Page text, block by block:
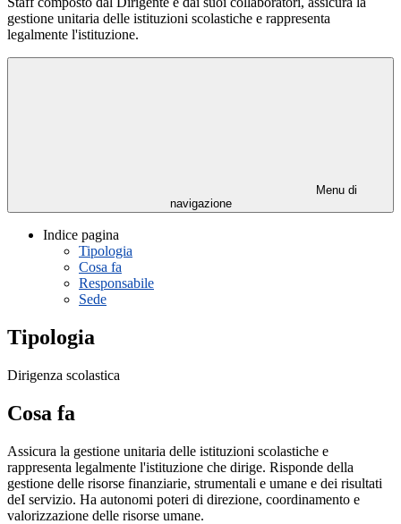
gestione unitaria delle istituzioni scolastiche e rappresenta
legalmente l'istituzione.
Menu di
navigazione
Indice pagina
Tipologia
Cosa fa
Responsabile
Sede
Tipologia
Dirigenza scolastica
Cosa fa
Assicura la gestione unitaria delle istituzioni scolastiche e
rappresenta legalmente l'istituzione che dirige. Risponde della
gestione delle risorse finanziarie, strumentali e umane e dei risultati
deI servizio. Ha autonomi poteri di direzione, coordinamento e
valorizzazione delle risorse umane.